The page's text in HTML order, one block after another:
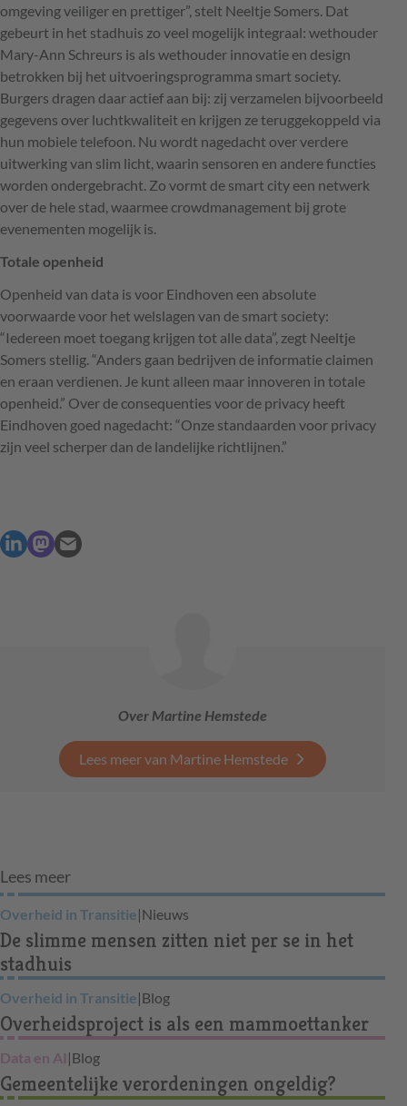
omgeving veiliger en prettiger”, stelt Neeltje Somers. Dat
gebeurt in het stadhuis zo veel mogelijk integraal: wethouder
Mary-Ann Schreurs is als wethouder innovatie en design
betrokken bij het uitvoeringsprogramma smart society.
Burgers dragen daar actief aan bij: zij verzamelen bijvoorbeeld
gegevens over luchtkwaliteit en krijgen ze teruggekoppeld via
hun mobiele telefoon. Nu wordt nagedacht over verdere
uitwerking van slim licht, waarin sensoren en andere functies
worden ondergebracht. Zo vormt de smart city een netwerk
over de hele stad, waarmee crowdmanagement bij grote
evenementen mogelijk is.
Totale openheid
Openheid van data is voor Eindhoven een absolute
voorwaarde voor het welslagen van de smart society:
“Iedereen moet toegang krijgen tot alle data”, zegt Neeltje
Somers stellig. “Anders gaan bedrijven de informatie claimen
en eraan verdienen. Je kunt alleen maar innoveren in totale
openheid.” Over de consequenties voor de privacy heeft
Eindhoven goed nagedacht: “Onze standaarden voor privacy
zijn veel scherper dan de landelijke richtlijnen.”
Over Martine Hemstede
Lees meer van Martine Hemstede
Lees meer
Overheid in Transitie|Nieuws
De slimme mensen zitten niet per se in het
stadhuis
Overheid in Transitie|Blog
Overheidsproject is als een mammoettanker
Data en AI |Blog
Gemeentelijke verordeningen ongeldig?